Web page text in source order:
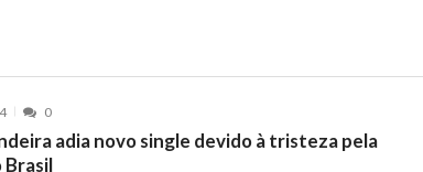
0
adia novo single devido à tristeza pela
Brasil